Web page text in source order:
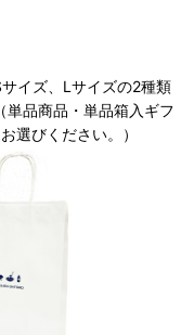
イズ、Lサイズの2種類
単品商品・単品箱入ギフ
選びください。）